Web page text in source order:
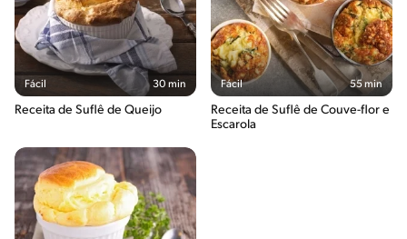
Fácil 30 min
Receita de Suflê de Queijo
Fácil 55 min
Receita de Suflê de Couve-flor e
Escarola